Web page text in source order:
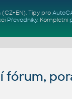
. Tipy pro
Převodníky. Kompletní
fórum,